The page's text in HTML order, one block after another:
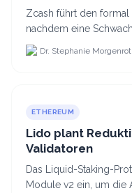
Zcash führt den
nachdem eine
Erstellung gefälschter
Dr. Stephanie
ETHEREUM
Lido plant
Validatoren
Das Liquid-Staking-
Module v2 ein, um die